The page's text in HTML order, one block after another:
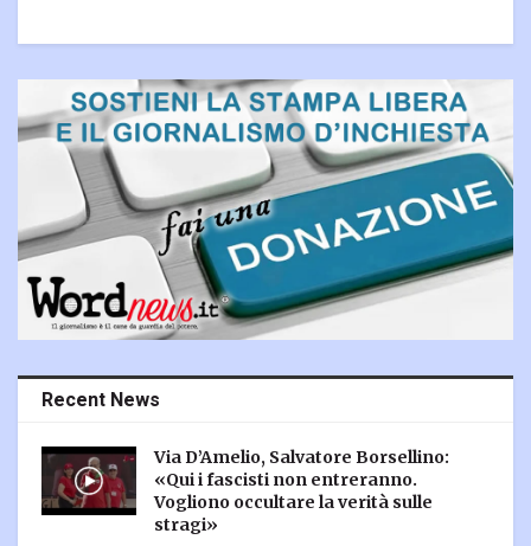
Recent News
Via D’Amelio, Salvatore Borsellino:
«Qui i fascisti non entreranno.
Vogliono occultare la verità sulle
stragi»